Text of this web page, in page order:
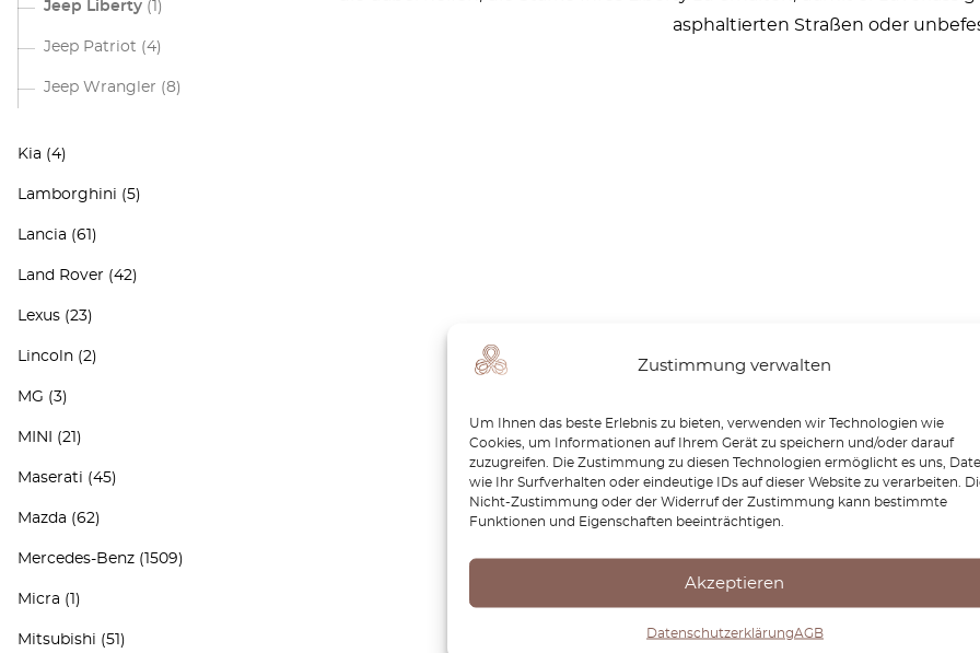
Zustimmung verwalten
Um Ihnen das beste Erlebnis zu bieten, verwenden wir Technologien wie
Cookies, um Informationen auf Ihrem Gerät zu speichern und/oder darauf
zuzugreifen. Die Zustimmung zu diesen Technologien ermöglicht es uns,
wie Ihr Surfverhalten oder eindeutige IDs auf dieser Website zu verarbeiten.
Nicht-Zustimmung oder der Widerruf der Zustimmung kann bestimmte
Funktionen und Eigenschaften beeinträchtigen.
Akzeptieren
DatenschutzerklärungAGB
Jeep Liberty (1)
Jeep Patriot (4)
Jeep Wrangler (8)
Kia (4)
Lamborghini (5)
Lancia (61)
Land Rover (42)
Lexus (23)
Lincoln (2)
MG (3)
MINI (21)
Maserati (45)
Mazda (62)
Mercedes-Benz (1509)
Micra (1)
Mitsubishi (51)
asphaltierten Straßen oder